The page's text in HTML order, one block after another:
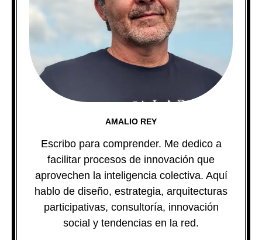
AMALIO REY
Escribo para comprender. Me dedico a
facilitar procesos de innovación que
aprovechen la inteligencia colectiva. Aquí
hablo de diseño, estrategia, arquitecturas
participativas, consultoría, innovación
social y tendencias en la red.